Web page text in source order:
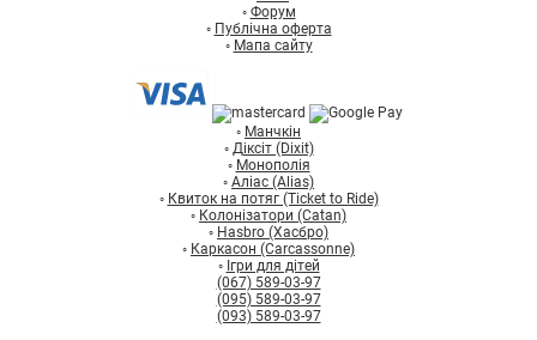
◦ Форум
◦ Публічна оферта
◦ Мапа сайту
◦ Манчкін
◦ Діксіт (Dixit)
◦ Монополія
◦ Аліас (Alias)
◦ Квиток на потяг (Ticket to Ride)
◦ Колонізатори (Catan)
◦ Hasbro (Хасбро)
◦ Каркасон (Carcassonne)
◦ Ігри для дітей
(067) 589-03-97
(095) 589-03-97
(093) 589-03-97